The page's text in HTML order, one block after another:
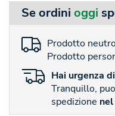
Se ordini oggi
Prodotto
Prodotto
Hai urgenza
Tranquillo,
spedizione